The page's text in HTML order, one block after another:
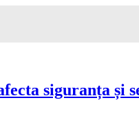
siguranța și